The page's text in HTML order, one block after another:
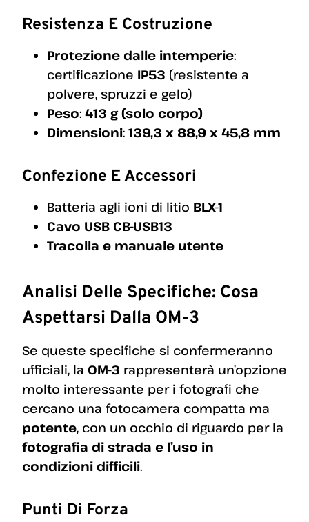
Resistenza E Costruzione
Protezione dalle intemperie:
certificazione IP53 (resistente a
polvere, spruzzi e gelo)
Peso: 413 g (solo corpo)
Dimensioni: 139,3 x 88,9 x 45,8 mm
Confezione E Accessori
Batteria agli ioni di litio BLX-1
Cavo USB CB-USB13
Tracolla e manuale utente
Analisi Delle Specifiche: Cosa
Aspettarsi Dalla OM-3
Se queste specifiche si confermeranno
ufficiali, la OM-3 rappresenterà un’opzione
molto interessante per i fotografi che
cercano una fotocamera compatta ma
potente, con un occhio di riguardo per la
fotografia di strada e l’uso in
condizioni difficili.
Punti Di Forza